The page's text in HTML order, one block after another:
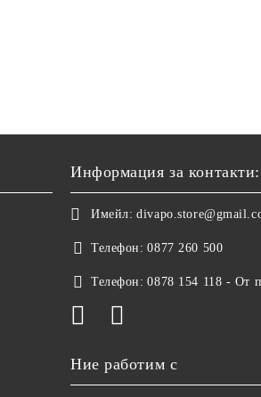
Информация за контакти:
Имейл:
Телефон: 0877 260 500
Телефон: 0878 154 118 - От
Ние работим с